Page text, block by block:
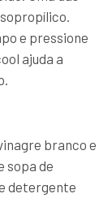
e pressione
ajuda a
branco e
sopa de
detergente